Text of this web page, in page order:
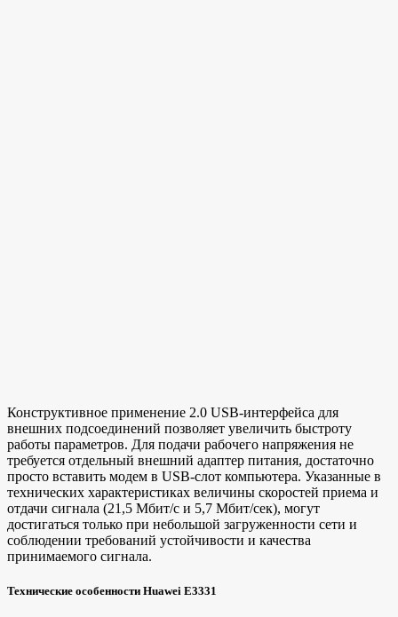
Конструктивное применение 2.0 USB-интерфейса для
внешних подсоединений позволяет увеличить быстроту
работы параметров. Для подачи рабочего напряжения не
требуется отдельный внешний адаптер питания, достаточно
просто вставить модем в USB-слот компьютера. Указанные в
технических характеристиках величины скоростей приема и
отдачи сигнала (21,5 Мбит/с и 5,7 Мбит/сек), могут
достигаться только при небольшой загруженности сети и
соблюдении требований устойчивости и качества
принимаемого сигнала.
Технические особенности Huawei E3331